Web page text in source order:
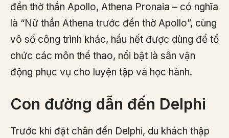
đền thờ thần Apollo, Athena Pronaia – có nghĩa
là “Nữ thần Athena trước đền thờ Apollo”, cùng
vô số công trình khác, hầu hết được dùng để tổ
chức các môn thể thao, nổi bật là sân vận
động phục vụ cho luyện tập và học hành.
Con đường dẫn đến Delphi
Trước khi đặt chân đến Delphi, du khách thập